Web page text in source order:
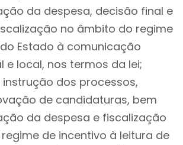
da despesa, decisão final e
no âmbito do regime
Estado à comunicação
e local, nos termos da lei;
dos processos,
de candidaturas, bem
da despesa e fiscalização
de incentivo à leitura de